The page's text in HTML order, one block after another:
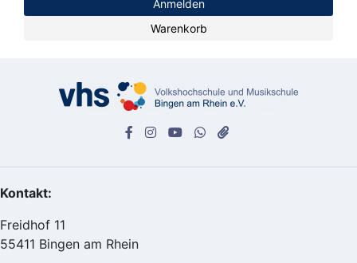
Anmelden
Warenkorb
Kontakt:
Freidhof 11
55411 Bingen am Rhein